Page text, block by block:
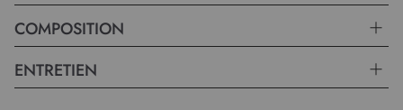
robe.
COMPOSITION
ENTRETIEN